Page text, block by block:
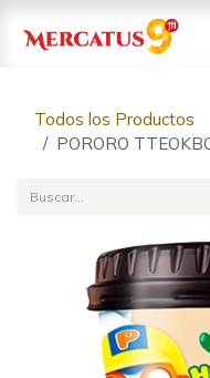
Todos los Productos
PORORO